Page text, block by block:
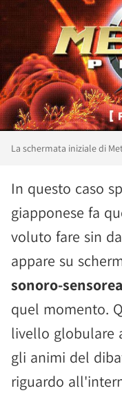
La schermata iniziale di
In questo caso
giapponese fa
voluto fare sin
appare su
sonoro-sensorea
quel momento.
livello globulare
gli animi del
riguardo